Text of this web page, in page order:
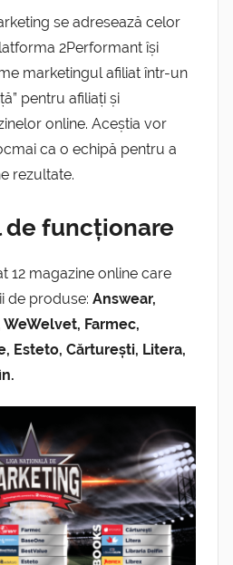
se adresează celor
2Performant își
marketingul afiliat într-un
pentru afiliați și
online. Aceștia vor
ca o echipă pentru a
rezultate.
de funcționare
12 magazine online care
de produse: Answear,
WeWelvet, Farmec,
Esteto, Cărturești, Litera,